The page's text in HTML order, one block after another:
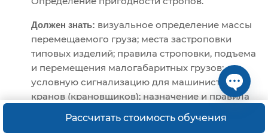
Должен знать: визуальное определение массы
перемещаемого груза; места застроповки
типовых изделий; правила строповки, подъема
и перемещения малогабаритных грузов;
условную сигнализацию для машинистов
кранов (крановщиков); назначение и правила
применения стропов — тросов, цепей, канатов
и др.; предельные нормы нагрузки крана и
Open
Рассчитать стоимость обучения